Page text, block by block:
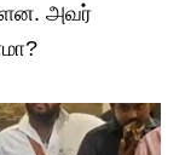
அவர்